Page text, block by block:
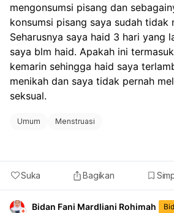
Catat tanggal mulai dan selesai
Perhatikan banyaknya darah,
makin berat.
Bila haid tidak teratur terus
konsultasi ke dokter. Kalau
cukup mengganggu, sebaiknya
kandungan agar dipastikan
berhenti pil KB atau ada
mengonsumsi pisang dan
konsumsi pisang saya sudah tidak
Seharusnya saya haid 3 hari yang
saya blm haid. Apakah ini
kemarin sehingga haid saya
menikah dan saya tidak pernah
seksual.
Umum Menstruasi
Suka Bagikan
Bidan Fani Mardliani Rohimah